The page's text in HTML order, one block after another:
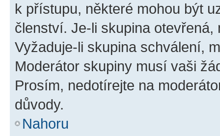
k přístupu, některé mohou být
členství. Je-li skupina
Vyžaduje-li skupina schválení,
Moderátor skupiny musí vaši
Prosím, nedotírejte na
důvody.
Nahoru